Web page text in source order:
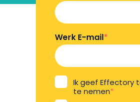
Werk E-mail*
Ik geef Effectory
te nemen*